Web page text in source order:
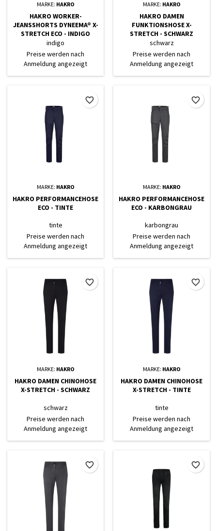
MARKE: HAKRO
HAKRO WORKER-
JEANSSHORTS DYNEEMA® X-
STRETCH ECO - INDIGO
indigo
Preise werden nach
Anmeldung angezeigt
MARKE: HAKRO
HAKRO DAMEN
FUNKTIONSHOSE X-
STRETCH - SCHWARZ
schwarz
Preise werden nach
Anmeldung angezeigt
MARKE: HAKRO
HAKRO PERFORMANCEHOSE
ECO - TINTE
tinte
Preise werden nach
Anmeldung angezeigt
favorite_border
MARKE: HAKRO
HAKRO PERFORMANCEHOSE
ECO - KARBONGRAU
karbongrau
Preise werden nach
Anmeldung angezeigt
favorite_border
MARKE: HAKRO
HAKRO DAMEN CHINOHOSE
X-STRETCH - SCHWARZ
schwarz
Preise werden nach
Anmeldung angezeigt
favorite_border
MARKE: HAKRO
HAKRO DAMEN CHINOHOSE
X-STRETCH - TINTE
tinte
Preise werden nach
Anmeldung angezeigt
favorite_border
favorite_border favorite_border